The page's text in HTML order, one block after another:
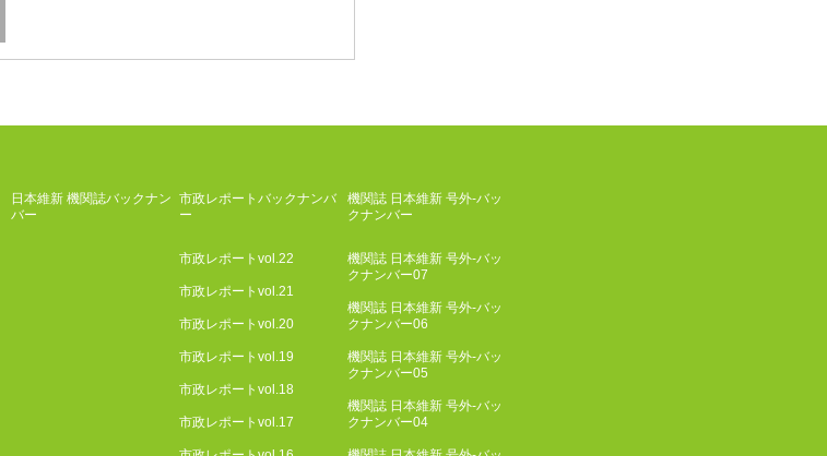
日本維新 機関誌バックナン
バー
市政レポートバックナンバ
ー
市政レポートvol.22
市政レポートvol.21
市政レポートvol.20
市政レポートvol.19
市政レポートvol.18
市政レポートvol.17
機関誌 日本維新 号外-バッ
クナンバー
機関誌 日本維新 号外-バッ
クナンバー07
機関誌 日本維新 号外-バッ
クナンバー06
機関誌 日本維新 号外-バッ
クナンバー05
機関誌 日本維新 号外-バッ
クナンバー04